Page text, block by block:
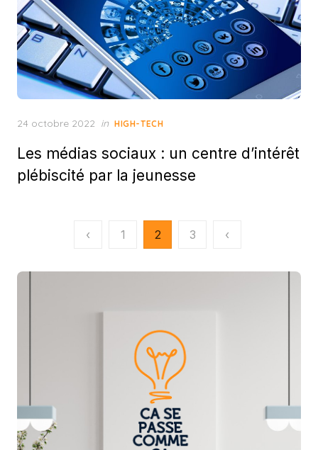
Posted
24 octobre 2022 in HIGH-TECH
Les médias sociaux : un centre d’intérêt
plébiscité par la jeunesse
Pagination
‹ 1 2 3 ‹